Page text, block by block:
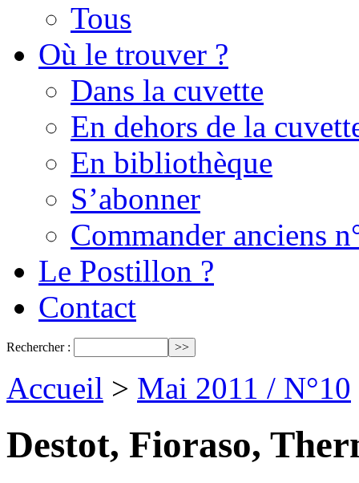
Tous
Où le trouver ?
Dans la cuvette
En dehors de la
En bibliothèque
S’abonner
Commander anciens
Le Postillon ?
Contact
Rechercher :
Accueil > Mai 2011 / N°10
Destot, Fioraso,